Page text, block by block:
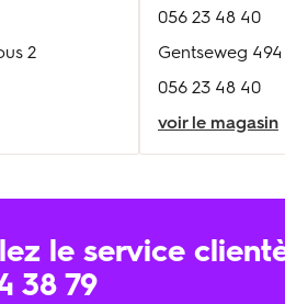
2
056 23 48 40
Gentseweg
056 23 48 40
voir le magasin
le service
38 79